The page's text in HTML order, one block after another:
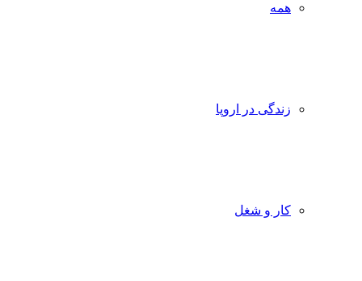
همه
زندگی در اروپا
کار و شغل